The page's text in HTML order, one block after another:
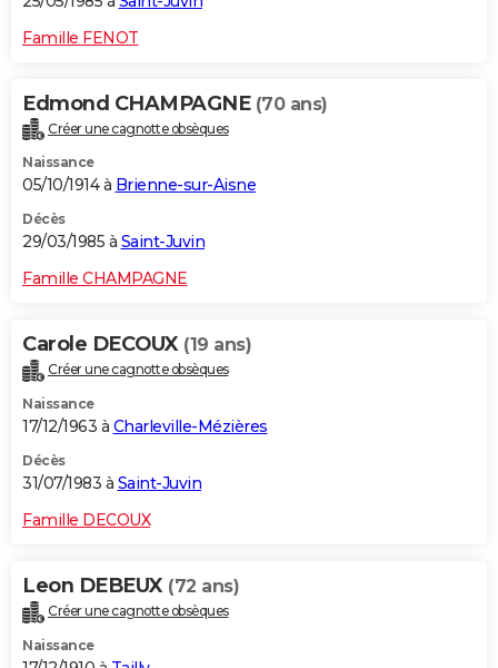
Famille FENOT
Edmond CHAMPAGNE (70 ans)
Créer une cagnotte obsèques
Naissance
05/10/1914 à Brienne-sur-Aisne
Décès
29/03/1985 à Saint-Juvin
Famille CHAMPAGNE
Carole DECOUX (19 ans)
Créer une cagnotte obsèques
Naissance
17/12/1963 à Charleville-Mézières
Décès
31/07/1983 à Saint-Juvin
Famille DECOUX
Leon DEBEUX (72 ans)
Créer une cagnotte obsèques
Naissance